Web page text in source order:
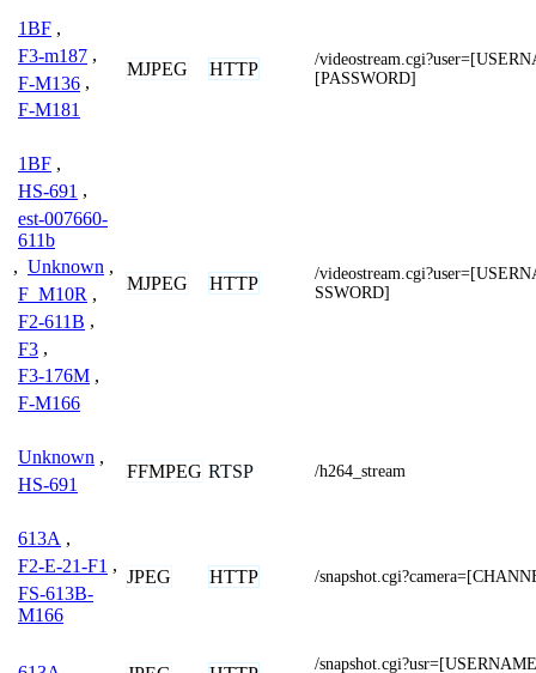
1BF ,
F3-m187 ,
F-M136 ,
F-M181
MJPEG HTTP
/
[PASSWORD]
1BF ,
HS-691 ,
est-007660-
611b
, Unknown ,
F_M10R ,
F2-611B ,
F3 ,
F3-176M ,
F-M166
MJPEG HTTP
/
SSWORD]
Unknown ,
HS-691
FFMPEG RTSP /h264_stream
613A ,
F2-E-21-F1 ,
FS-613B-
M166
JPEG HTTP /
/